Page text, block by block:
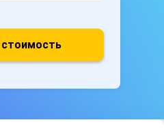
стоимость